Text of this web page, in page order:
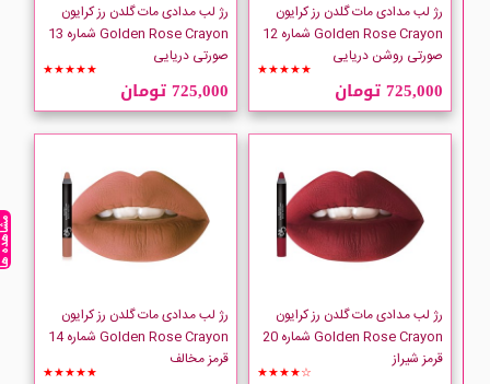
رژ لب مدادی مات گلدن رز کرایون
Golden Rose Crayon شماره 12
صورتی روشن دریایی
★★★★★
725,000 تومان
رژ لب مدادی مات گلدن رز کرایون
Golden Rose Crayon شماره 13
صورتی دریایی
★★★★★
725,000 تومان
رژ لب مدادی مات گلدن رز کرایون
Golden Rose Crayon شماره 20
قرمز شیراز
★★★★☆
رژ لب مدادی مات گلدن رز کرایون
Golden Rose Crayon شماره 14
قرمز مخالف
★★★★★